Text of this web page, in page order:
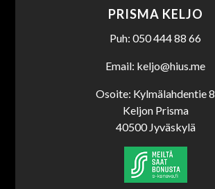
PRISMA KELJO
Puh: 050 444 88 66
Email: keljo@hius.me
Osoite: Kylmälahdentie 8
Keljon Prisma
40500 Jyväskylä